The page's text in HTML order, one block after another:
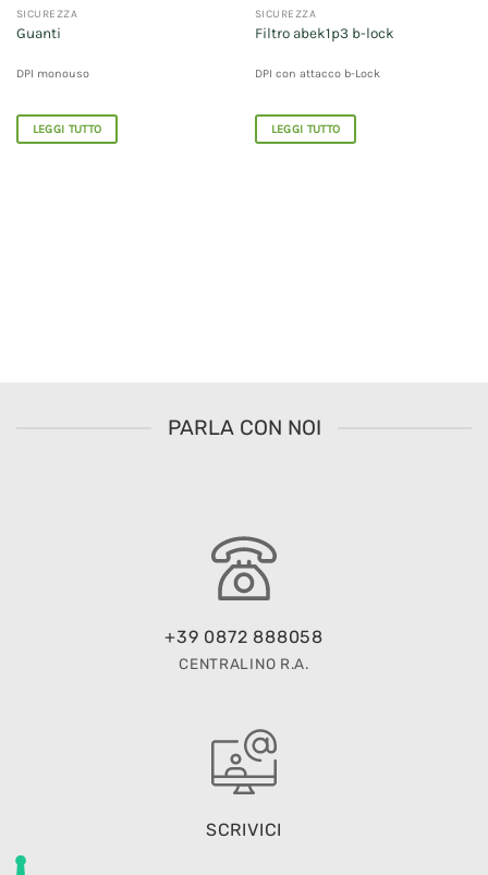
SICUREZZA
Guanti
DPI monouso
LEGGI TUTTO
SICUREZZA
Filtro abek1p3 b-lock
DPI con attacco b-Lock
LEGGI TUTTO
PARLA CON NOI
+39 0872 888058
CENTRALINO R.A.
SCRIVICI